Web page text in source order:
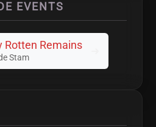
EVENTS
Rotten Remains
Stam